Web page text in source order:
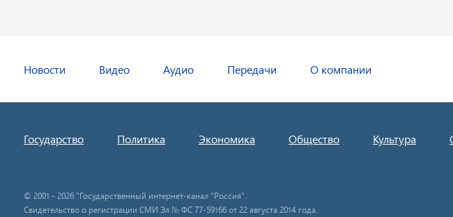
Новости Видео Аудио Передачи О компании
Государство Политика Экономика Общество Культура
© 2001 - 2026 "Государственный интернет-канал "Россия".
Свидетельство о регистрации СМИ Эл № ФС 77-59166 от 22 августа 2014 года.